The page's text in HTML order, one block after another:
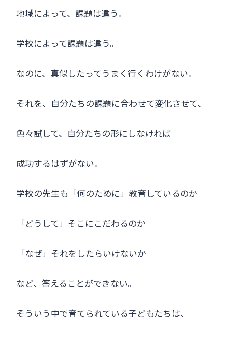
地域によって、課題は違う。
学校によって課題は違う。
なのに、真似したってうまく行くわけがない。
それを、自分たちの課題に合わせて変化させて、
色々試して、自分たちの形にしなければ
成功するはずがない。
学校の先生も「何のために」教育しているのか
「どうして」そこにこだわるのか
「なぜ」それをしたらいけないか
など、答えることができない。
そういう中で育てられている子どもたちは、